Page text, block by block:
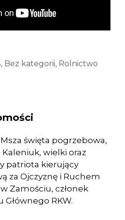
, Bez kategorii, Rolnictwo
święta pogrzebowa,
wielki oraz
patriota kierujący
za Ojczyznę i Ruchem
Zamościu, członek
RKW.